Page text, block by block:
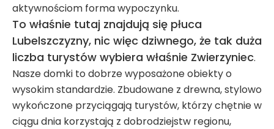
aktywnościom forma wypoczynku.
To właśnie tutaj znajdują się płuca
Lubelszczyzny, nic więc dziwnego, że tak duża
liczba turystów wybiera właśnie Zwierzyniec.
Nasze domki to dobrze wyposażone obiekty o
wysokim standardzie. Zbudowane z drewna, stylowo
wykończone przyciągają turystów, którzy chętnie w
ciągu dnia korzystają z dobrodziejstw regionu,